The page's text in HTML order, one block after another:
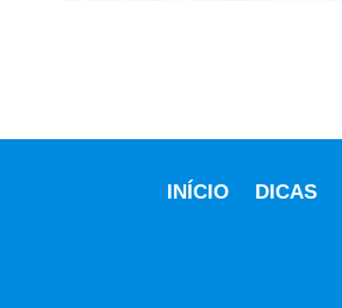
INÍCIO DICAS